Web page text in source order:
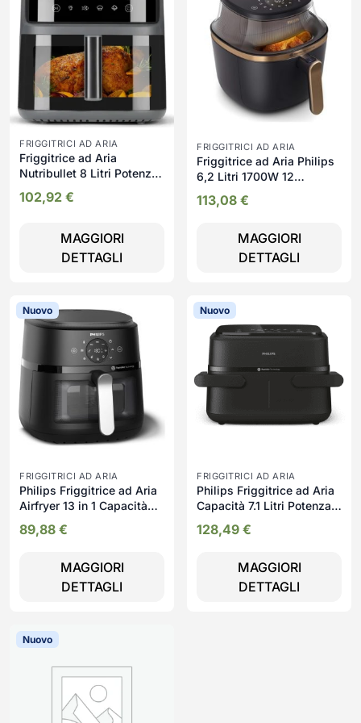
FRIGGITRICI AD ARIA
Friggitrice ad Aria
Nutribullet 8 Litri Potenza
Termostato Regolabile
CrispLite Vision -
NBA0811DG
102,92 €
MAGGIORI
DETTAGLI
FRIGGITRICI AD ARIA
Friggitrice ad Aria Philips
6,2 Litri 1700W 12
serie 3000 - NA332/00
113,08 €
MAGGIORI
DETTAGLI
Nuovo
FRIGGITRICI AD ARIA
Philips Friggitrice ad Aria
Airfryer 13 in 1 Capacità
Watt con Timer e
colore Nero - NA231/00
89,88 €
MAGGIORI
DETTAGLI
Nuovo
FRIGGITRICI AD ARIA
Philips Friggitrice ad Aria
Capacità 7.1 Litri Potenza
Cestello Flessibile con
colore Nero - NA150/00
Serie 1000
128,49 €
MAGGIORI
DETTAGLI
Nuovo